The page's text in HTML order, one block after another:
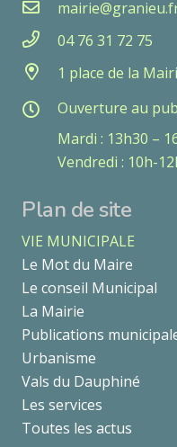
04 76 31 72 75
1 place de la
Ouverture au
Mardi : 13h30 –
Vendredi : 10h-
Plan de site
VIE MUNICIPALE
Le Mot du Maire
Le conseil Municipal
La Mairie
Publications
Urbanisme
Vals du Dauphiné
Les services
Toutes les actus